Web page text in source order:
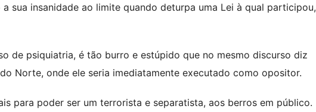
sua insanidade ao limite quando deturpa uma Lei à qual participou,
de psiquiatria, é tão burro e estúpido que no mesmo discurso diz
Norte, onde ele seria imediatamente executado como opositor.
para poder ser um terrorista e separatista, aos berros em público.